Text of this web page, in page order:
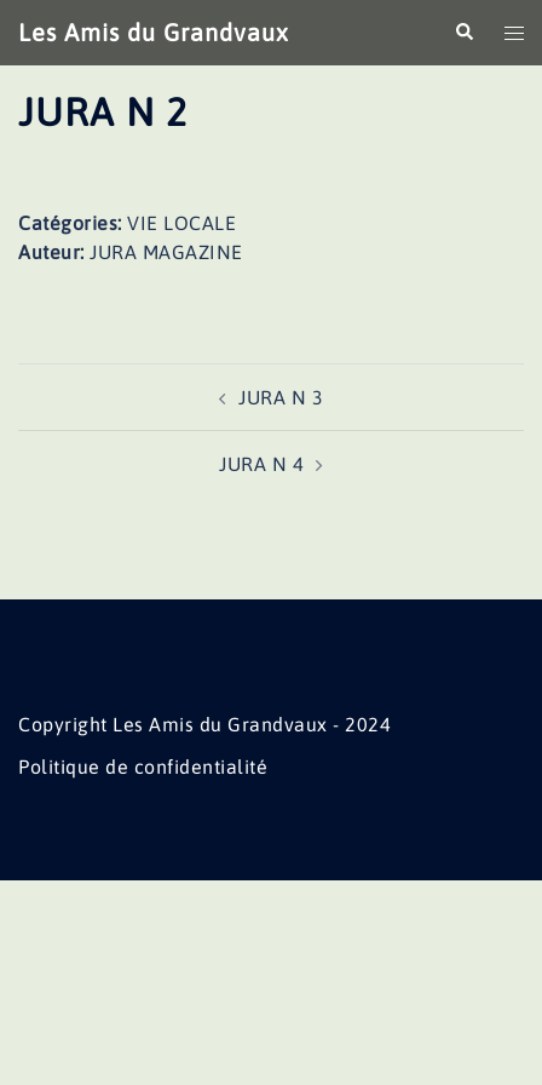
au
contenu
Les Amis du Grandvaux
le
JURA N 2
Catégories: VIE LOCALE
Auteur: JURA MAGAZINE
JURA N 3
JURA N 4
Copyright Les Amis du Grandvaux - 2024
Politique de confidentialité